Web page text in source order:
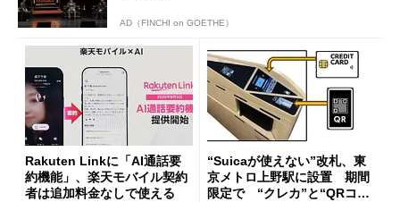
AD（FINCHI on GOETHE）
Rakuten Linkに「AI通話要
約機能」、楽天モバイル契約
者は追加料金なしで使える
“Suicaが使えない”改札、東
京メトロ上野駅に設置 期間
限定で “クレカ”と“QRコー